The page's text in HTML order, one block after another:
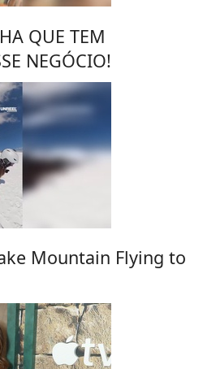
QUE TEM
NEGÓCIO!
Mountain Flying to